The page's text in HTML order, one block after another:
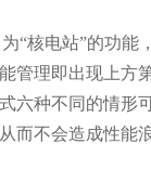
“核电站”的功
管理即出现上
六种不同的情
而不会造成性能